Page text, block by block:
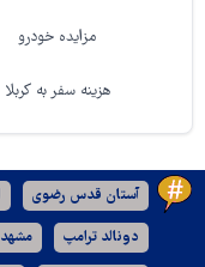
مزایده خودرو
هزینه سفر به کربلا
آستان قدس رضوی
دونالد ترامپ مشهد